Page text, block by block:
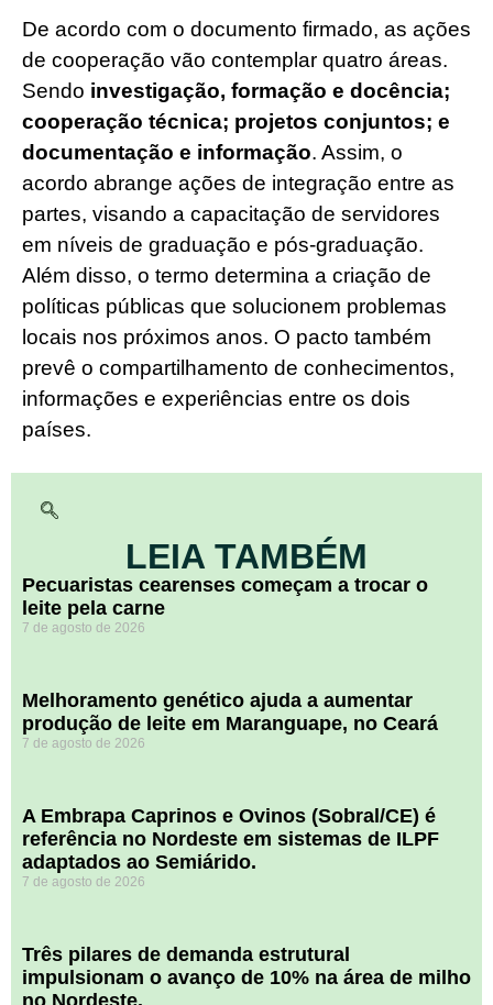
De acordo com o documento firmado, as ações
de cooperação vão contemplar quatro áreas.
Sendo investigação, formação e docência;
cooperação técnica; projetos conjuntos; e
documentação e informação. Assim, o
acordo abrange ações de integração entre as
partes, visando a capacitação de servidores
em níveis de graduação e pós-graduação.
Além disso, o termo determina a criação de
políticas públicas que solucionem problemas
locais nos próximos anos. O pacto também
prevê o compartilhamento de conhecimentos,
informações e experiências entre os dois
países.
LEIA TAMBÉM
Pecuaristas cearenses começam a trocar o
leite pela carne
7 de agosto de 2026
Melhoramento genético ajuda a aumentar
produção de leite em Maranguape, no Ceará
7 de agosto de 2026
A Embrapa Caprinos e Ovinos (Sobral/CE) é
referência no Nordeste em sistemas de ILPF
adaptados ao Semiárido.
7 de agosto de 2026
​Três pilares de demanda estrutural
impulsionam o avanço de 10% na área de milho
no Nordeste.